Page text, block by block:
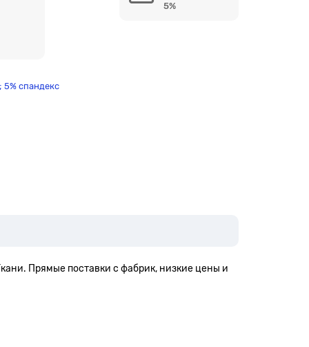
5% спандекс
5%
Прямые поставки с фабрик, низкие цены и